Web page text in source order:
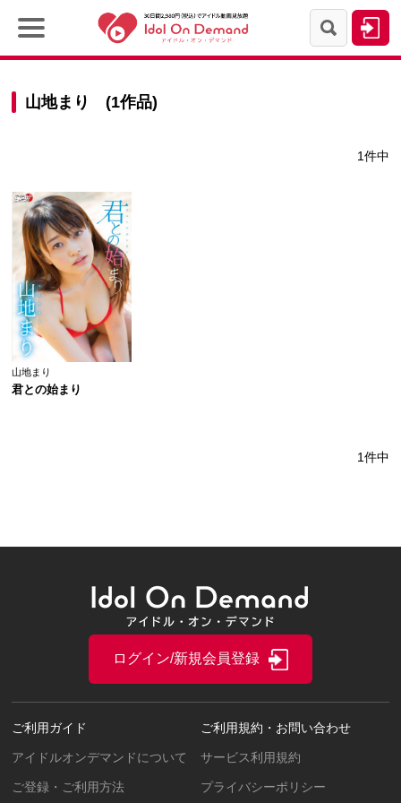
山地まり (1作品)
1件中
山地まり
君との始まり
1件中
ご利用ガイド
アイドルオンデマンドについて
ご登録・ご利用方法
ご利用規約・お問い合わせ
サービス利用規約
プライバシーポリシー
ログイン/新規会員登録